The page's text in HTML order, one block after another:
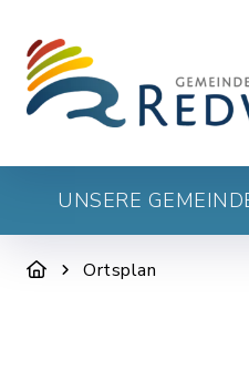
UNSERE
Ortsplan